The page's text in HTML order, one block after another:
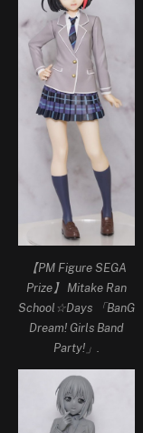
【PM Figure SEGA
Prize】 Mitake Ran
School☆Days 「BanG
Dream! Girls Band
Party!」.